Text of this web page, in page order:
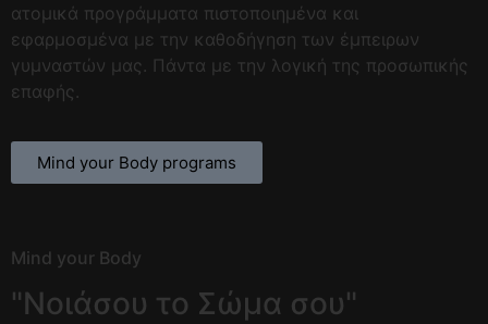
ατομικά προγράμματα πιστοποιημένα και
εφαρμοσμένα με την καθοδήγηση των έμπειρων
γυμναστών μας. Πάντα με την λογική της προσωπικής
επαφής.
Mind your Body programs
Mind your Body
"Νοιάσου το Σώμα σου"